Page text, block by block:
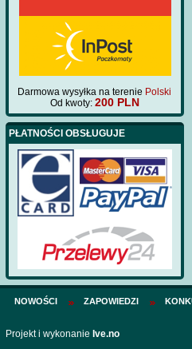
Darmowa wysyłka na terenie Polski
Od kwoty: 200 PLN
PŁATNOŚCI OBSŁUGUJE
NOWOŚCI ZAPOWIEDZI
Projekt i wykonanie Ive.no